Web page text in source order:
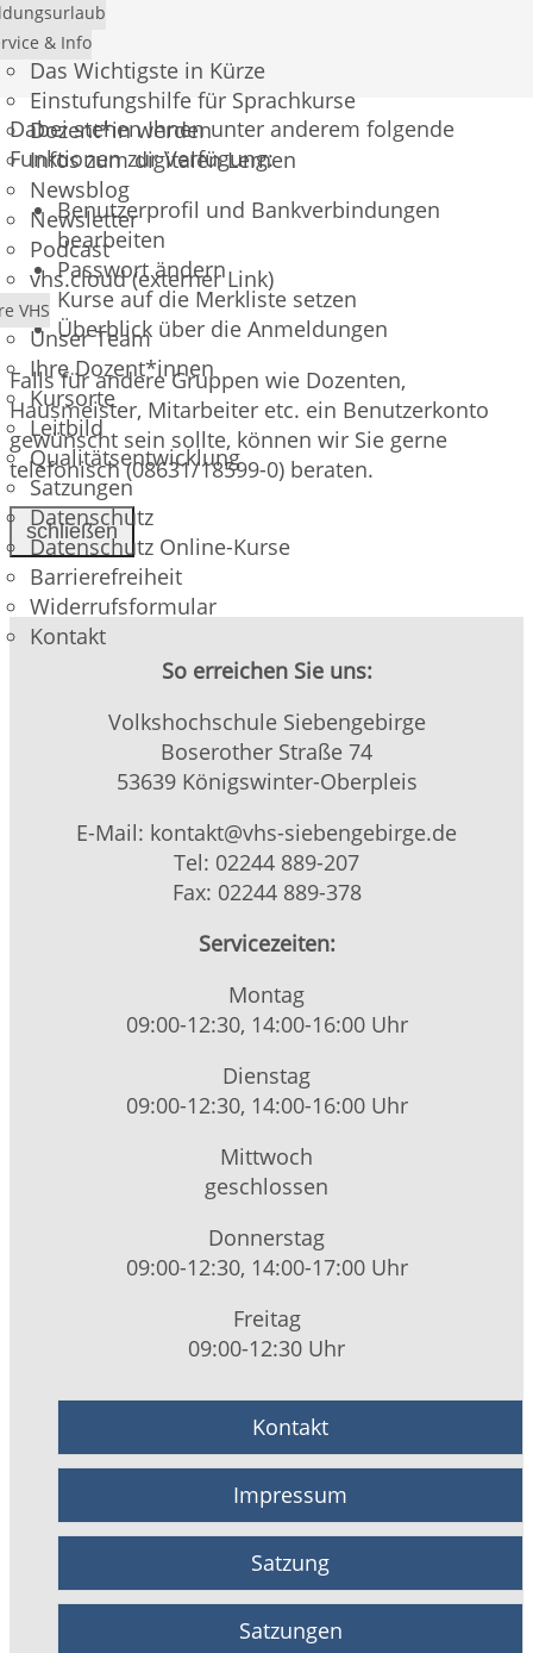
& Info
Das Wichtigste in Kürze
Einstufungshilfe für Sprachkurse
Dozent*in werden
Infos zum digitalen Lernen
Newsblog
Newsletter
Podcast
vhs.cloud (externer Link)
VHS
Unser Team
Ihre Dozent*innen
Kursorte
Leitbild
Qualitätsentwicklung
Satzungen
Datenschutz
Datenschutz Online-Kurse
Barrierefreiheit
Widerrufsformular
Kontakt
Mit dem Benutzer
andresskönnen Sie sich einen Überblick über das
Benutzerkonto eines Teilnehmers verschaffen.
Dabei stehen Ihnen unter anderem folgende
Funktionen zur Verfügung:
Benutzerprofil und Bankverbindungen
bearbeiten
Passwort ändern
Kurse auf die Merkliste setzen
Überblick über die Anmeldungen
Falls für andere Gruppen wie Dozenten,
Hausmeister, Mitarbeiter etc. ein Benutzerkonto
gewünscht sein sollte, können wir Sie gerne
telefonisch (08631/18599-0) beraten.
schließen
So erreichen Sie uns:
Volkshochschule Siebengebirge
Boserother Straße 74
53639 Königswinter-Oberpleis
E-Mail: kontakt@vhs-siebengebirge.de
Tel: 02244 889-207
Fax: 02244 889-378
Servicezeiten:
Montag
09:00-12:30, 14:00-16:00 Uhr
Dienstag
09:00-12:30, 14:00-16:00 Uhr
Mittwoch
geschlossen
Donnerstag
09:00-12:30, 14:00-17:00 Uhr
Freitag
09:00-12:30 Uhr
Kontakt
Impressum
Satzung
Satzungen